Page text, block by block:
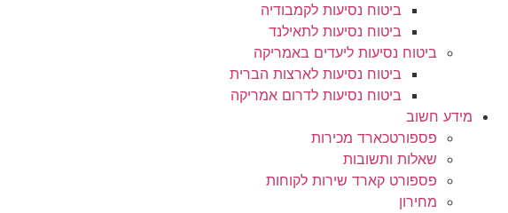
ביטוח נסיעות לקמבודיה
ביטוח נסיעות לתאילנד
ביטוח נסיעות ליעדים באמריקה
ביטוח נסיעות לארצות הברית
ביטוח נסיעות לדרום אמריקה
מידע חשוב
פספורטכארד מכירות
שאלות ותשובות
פספורט קארד שירות לקוחות
מחירון